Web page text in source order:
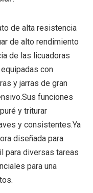
de alta resistencia
de alto rendimiento
de las licuadoras
con
y jarras de gran
funciones
y triturar
y consistentes.Ya
diseñada para
para diversas tareas
para una